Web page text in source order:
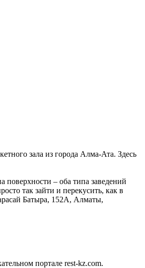
зала из города Алма-Ата. Здесь
– оба типа заведений
так зайти и перекусить, как в
Батыра, 152А, Алматы,
портале rest-kz.com.